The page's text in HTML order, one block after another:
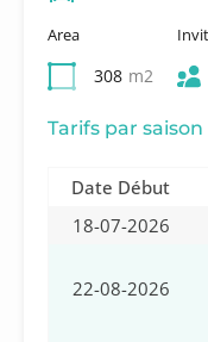
Area
308 m2
Tarifs par saison
Date Début
18-07-2026
22-08-2026